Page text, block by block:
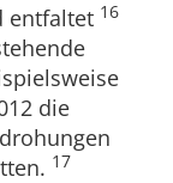
entfaltet 16
die
17